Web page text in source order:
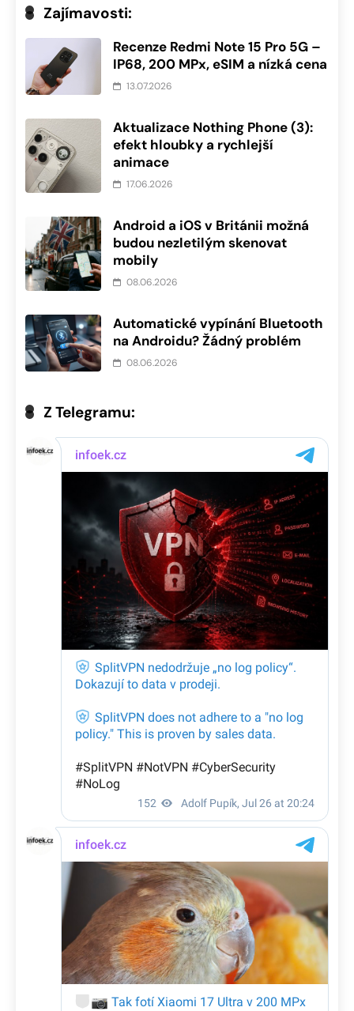
Zajímavosti:
Recenze Redmi Note 15 Pro 5G –
IP68, 200 MPx, eSIM a nízká cena
13.07.2026
Aktualizace Nothing Phone (3):
efekt hloubky a rychlejší
animace
17.06.2026
Android a iOS v Británii možná
budou nezletilým skenovat
mobily
08.06.2026
Automatické vypínání Bluetooth
na Androidu? Žádný problém
08.06.2026
Z Telegramu: